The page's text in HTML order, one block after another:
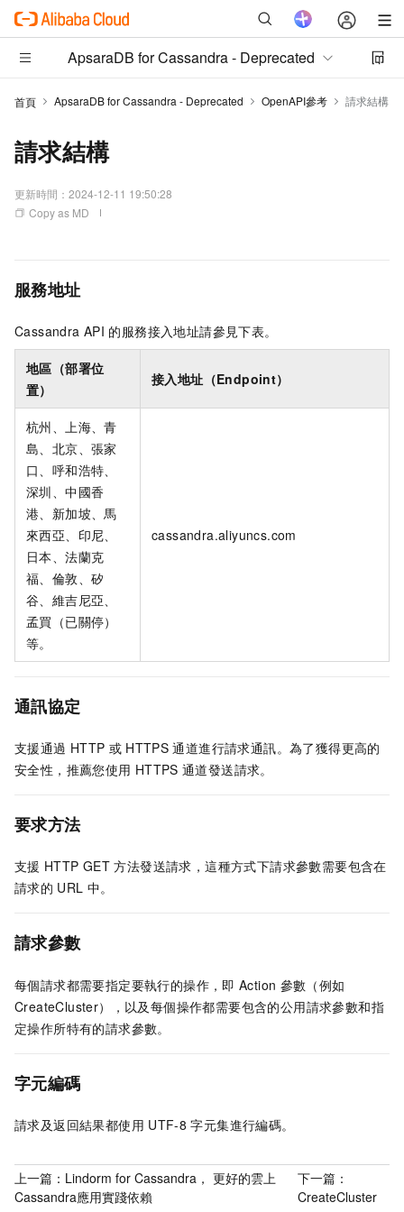
ApsaraDB for Cassandra - Deprecated
首頁 ApsaraDB for Cassandra - Deprecated OpenAPI參考 請求結構
請求結構
更新時間： 2024-12-11 19:50:28
Copy as MD
服務地址
Cassandra API 的服務接入地址請參見下表。
地區（部署位
置）
接入地址（Endpoint）
杭州、上海、青
島、北京、張家
口、呼和浩特、
深圳、中國香
港、新加坡、馬
來西亞、印尼、
日本、法蘭克
福、倫敦、矽
谷、維吉尼亞、
孟買（已關停）
等。
cassandra.aliyuncs.com
通訊協定
支援通過 HTTP 或 HTTPS 通道進行請求通訊。為了獲得更高的
安全性，推薦您使用 HTTPS 通道發送請求。
要求方法
支援 HTTP GET 方法發送請求，這種方式下請求參數需要包含在
請求的 URL 中。
請求參數
每個請求都需要指定要執行的操作，即 Action 參數（例如
CreateCluster），以及每個操作都需要包含的公用請求參數和指
定操作所特有的請求參數。
字元編碼
請求及返回結果都使用 UTF-8 字元集進行編碼。
上一篇： Lindorm for Cassandra， 更好的雲上
Cassandra應用實踐依賴
下一篇：
CreateCluster